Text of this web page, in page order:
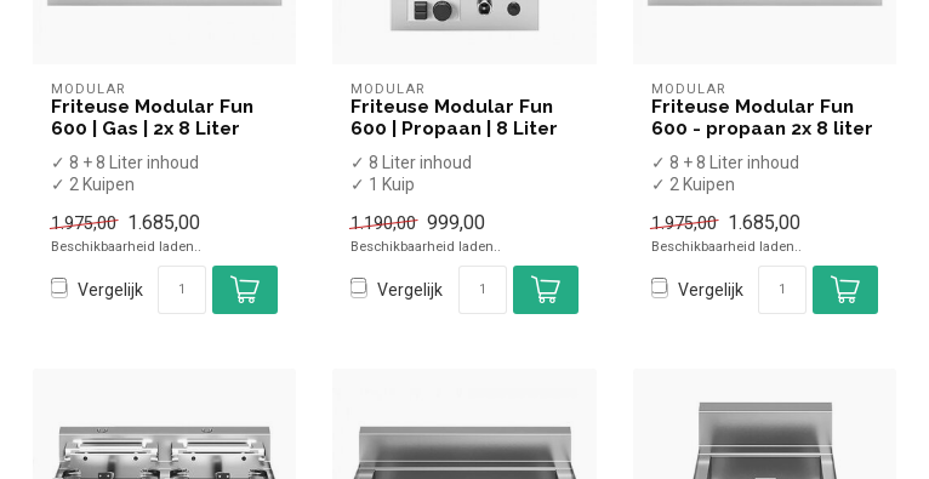
MODULAR
Friteuse Modular Fun
600 | Gas | 2x 8 Liter
✓ 8 + 8 Liter inhoud
✓ 2 Kuipen
✓ Tafelmodel
✓ 13,6 kW
1.975,00 1.685,00
Beschikbaarheid laden..
Vergelijk
MODULAR
Friteuse Modular Fun
600 | Propaan | 8 Liter
✓ 8 Liter inhoud
✓ 1 Kuip
✓ Tafelmodel
✓ 6,8 kW
1.190,00 999,00
Beschikbaarheid laden..
Vergelijk
MODULAR
Friteuse Modular Fun
600 - propaan 2x 8 liter
✓ 8 + 8 Liter inhoud
✓ 2 Kuipen
✓ Tafelmodel
✓ 13,6 kW
1.975,00 1.685,00
Beschikbaarheid laden..
Vergelijk